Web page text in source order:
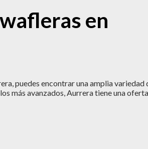
en
puedes encontrar una amplia variedad
más avanzados, Aurrera tiene una oferta